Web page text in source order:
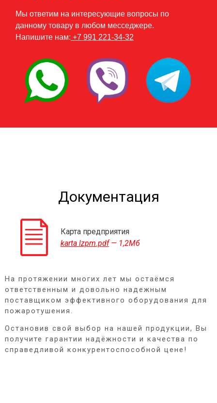
Мы ответим на интересующие вопросы по
данному товару в любом месседжере.
Напишите нам: +7 991 221-34-32
Документация
Карта предприятия
karta lzpm.pdf— 1,2Мб
На протяжении многих лет мы остаёмся
ответственным и довольно надежным
поставщиком эффективного оборудования для
пожаротушения.
Остановив свой выбор на нашей продукции, Вы
получите гарантии надёжности и качества по
справедливой конкурентоспособной цене!